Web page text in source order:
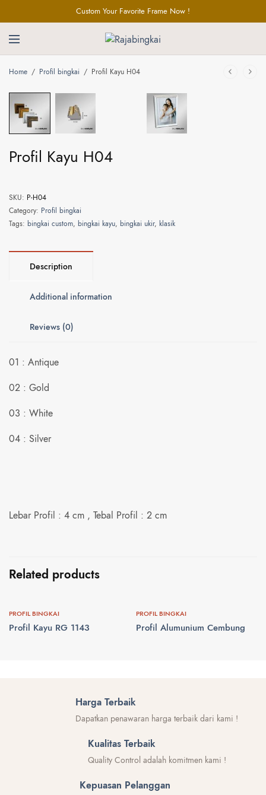
Custom Your Favorite Frame Now !
Home / Profil bingkai / Profil Kayu H04
Profil Kayu H04
SKU: P-H04
Category: Profil bingkai
Tags: bingkai custom, bingkai kayu, bingkai ukir, klasik
Description
Additional information
Reviews (0)
01 : Antique
02 : Gold
03 : White
04 : Silver
Lebar Profil : 4 cm , Tebal Profil : 2 cm
Related products
PROFIL BINGKAI
Profil Kayu RG 1143
PROFIL BINGKAI
Profil Alumunium Cembung
Harga Terbaik
Dapatkan penawaran harga terbaik dari kami !
Kualitas Terbaik
Quality Control adalah komitmen kami !
Kepuasan Pelanggan